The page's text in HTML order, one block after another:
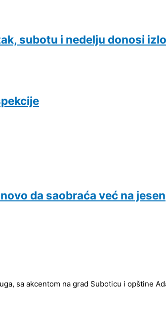
subotu i nedelju donosi
da saobraća već na jesen
sa akcentom na grad Suboticu i opštine